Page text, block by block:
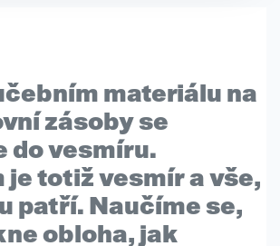
materiálu na
zásoby se
do vesmíru.
je totiž vesmíra vše,
patří. Naučíme se,
obloha, jak